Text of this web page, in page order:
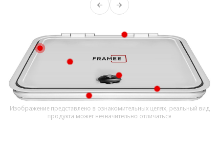
Изображение представлено в ознакомительных целях, реальный вид
продукта может незначительно отличаться